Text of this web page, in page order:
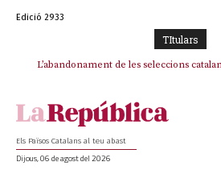
Edició 2933
TItulars
L’abandonament de les seleccions
Els Països Catalans al teu abast
Dijous, 06 de agost del 2026